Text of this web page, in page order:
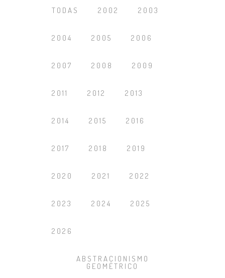
TODAS 2002 2003
2004 2005 2006
2007 2008 2009
2011 2012 2013
2014 2015 2016
2017 2018 2019
2020 2021 2022
2023 2024 2025
2026
ABSTRACIONISMO
GEOMÉTRICO